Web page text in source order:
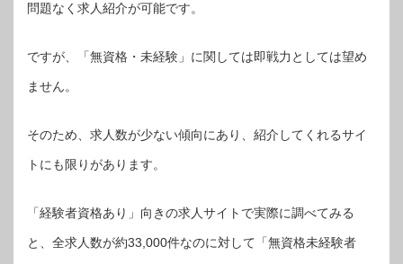
問題なく求人紹介が可能です。
ですが、「無資格・未経験」に関しては即戦力としては望め
ません。
そのため、求人数が少ない傾向にあり、紹介してくれるサイ
トにも限りがあります。
「経験者資格あり」向きの求人サイトで実際に調べてみる
と、全求人数が約33,000件なのに対して「無資格未経験者